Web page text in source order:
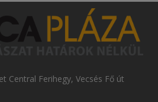
Central Ferihegy, Vecsés Fő út